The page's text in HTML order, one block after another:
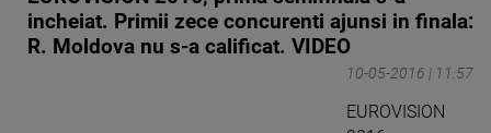
incheiat. Primii zece concurenti ajunsi in finala:
R. Moldova nu s-a calificat. VIDEO
10-05-2016 | 11:57
EUROVISION